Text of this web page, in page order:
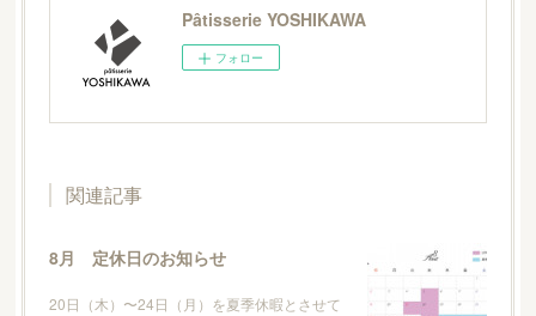
Pâtisserie YOSHIKAWA
フォロー
関連記事
8月 定休日のお知らせ
20日（木）〜24日（月）を夏季休暇とさせて